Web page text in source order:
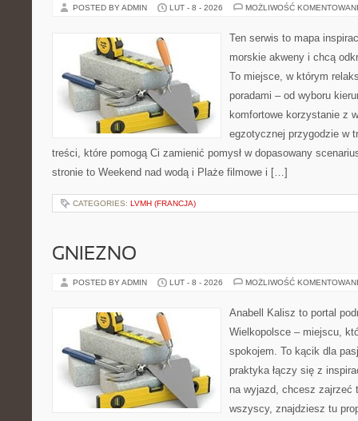
POSTED BY ADMIN LUT - 8 - 2026 MOŻLIWOŚĆ
Ten serwis to mapa
morskie akweny i chcą
To miejsce, w którym
poradami – od wyboru
komfortowe korzystanie z
egzotycznej przygodzie w
treści, które pomogą Ci zamienić pomysł w dopasowany
stronie to Weekend nad wodą i Plaże filmowe i […]
CATEGORIES: LVMH (FRANCJA)
GNIEZNO
POSTED BY ADMIN LUT - 8 - 2026 MOŻLIWOŚĆ
Anabell Kalisz to portal
Wielkopolsce – miejscu,
spokojem. To kącik dla
praktyka łączy się z
na wyjazd, chcesz zajrzeć
wszyscy, znajdziesz tu